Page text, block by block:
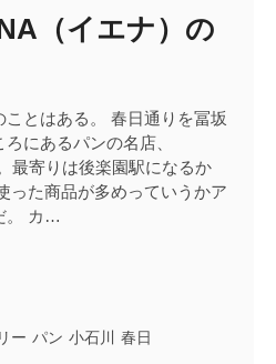
（イエナ）の
とはある。 春日通りを冨坂
にあるパンの名店、
最寄りは後楽園駅になるか
った商品が多めっていうかア
。 カ…
ー パン 小石川 春日